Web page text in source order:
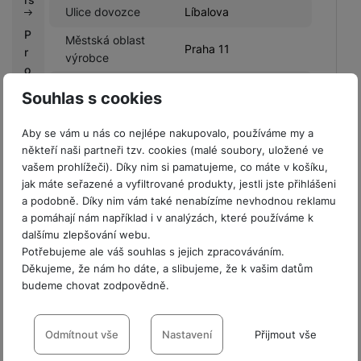
Souhlas s cookies
Aby se vám u nás co nejlépe nakupovalo, používáme my a
někteří naši partneři tzv. cookies (malé soubory, uložené ve
vašem prohlížeči). Díky nim si pamatujeme, co máte v košíku,
jak máte seřazené a vyfiltrované produkty, jestli jste přihlášeni
a podobně. Díky nim vám také nenabízíme nevhodnou reklamu
a pomáhají nám například i v analýzách, které používáme k
dalšímu zlepšování webu.
Potřebujeme ale váš souhlas s jejich zpracováváním.
Děkujeme, že nám ho dáte, a slibujeme, že k vašim datům
budeme chovat zodpovědně.
Nastavení souhlasů s kategoriemi
cookies
Odmítnout vše Nastavení Přijmout vše
P
r
o
r
y
V
u
p
n
í
Ulice dovozce Líbalova
Městská oblast
výrobce
Praha 11
Město výrobce Hinnerup
Číslo popisné
dovozce
2348/1
Číslo popisné
výrobce
8
Země dovozce CZ
Hodnocení